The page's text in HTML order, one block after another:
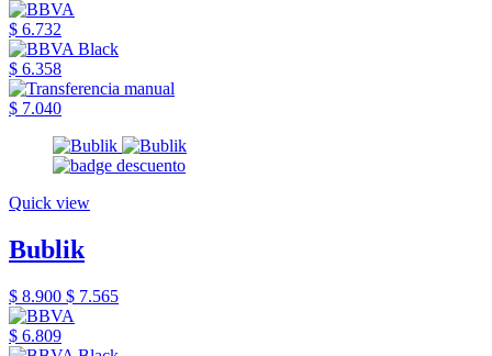
$ 6.732
$ 6.358
$ 7.040
Quick view
Bublik
$ 8.900 $ 7.565
$ 6.809